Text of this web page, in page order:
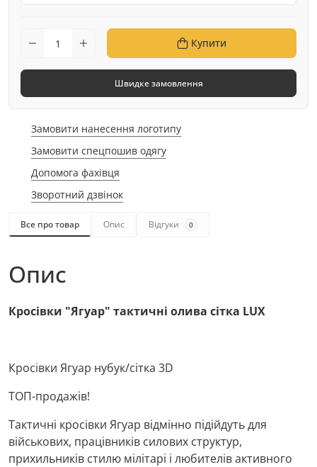
Купити
Швидке замовлення
Замовити нанесення логотипу
Замовити спецпошив одягу
Допомога фахівця
Зворотний дзвінок
Все про товар Опис Відгуки 0
Опис
Кросівки "Ягуар" тактичні олива сітка LUX
Кросівки Ягуар нубук/сітка 3D
ТОП-продажів!
Тактичні кросівки Ягуар відмінно підійдуть для
військових, працівників силових структур,
прихильників стилю мілітарі і любителів активного